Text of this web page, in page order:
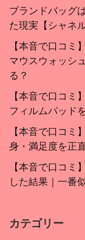
ブランドバッグ
た現実【シャネ
【本音で口コミ
マウスウォッシ
る？
【本音で口コミ
フィルムパッド
【本音で口コミ
身・満足度を正
【本音で口コミ
した結果｜一番
カテゴリー